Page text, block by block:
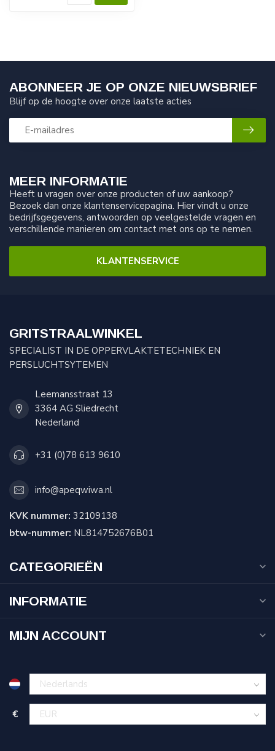
MEER INFORMATIE
Heeft u vragen over onze producten of uw aankoop?
Bezoek dan onze klantenservicepagina. Hier vindt u onze
bedrijfsgegevens, antwoorden op veelgestelde vragen en
verschillende manieren om contact met ons op te nemen.
KLANTENSERVICE
ABONNEER JE OP ONZE NIEUWSBRIEF
Blijf op de hoogte over onze laatste acties
GRITSTRAALWINKEL
SPECIALIST IN DE OPPERVLAKTETECHNIEK EN
PERSLUCHTSYTEMEN
Leemansstraat 13
3364 AG Sliedrecht
Nederland
+31 (0)78 613 9610
info@apeqwiwa.nl
KVK nummer: 32109138
btw-nummer: NL814752676B01
CATEGORIEËN
INFORMATIE
MIJN ACCOUNT
€